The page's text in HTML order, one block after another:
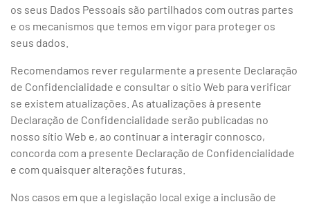
os seus Dados Pessoais são partilhados com outras partes
e os mecanismos que temos em vigor para proteger os
seus dados.
Recomendamos rever regularmente a presente Declaração
de Confidencialidade e consultar o sítio Web para verificar
se existem atualizações. As atualizações à presente
Declaração de Confidencialidade serão publicadas no
nosso sítio Web e, ao continuar a interagir connosco,
concorda com a presente Declaração de Confidencialidade
e com quaisquer alterações futuras.
Nos casos em que a legislação local exige a inclusão de